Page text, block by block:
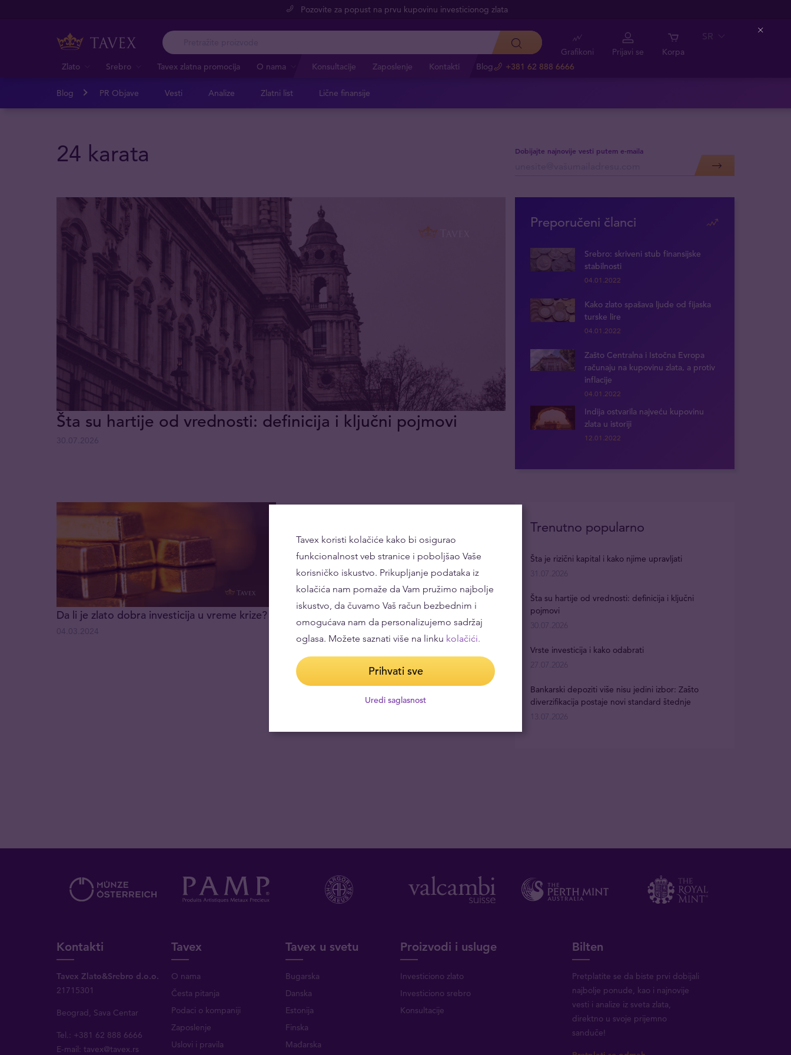
Pozovite za popust na prvu kupovinu investicionog zlata
Zlato Srebro Tavex zlatna promocija O nama Konsultacije Zaposlenje Kontakti Blog +381 62 888 6666
Grafikoni Prijavi se Korpa
SR
Blog PR Objave Vesti Analize Zlatni list Lične finansije
24 karata Dobijajte najnovije vesti putem e-maila
Šta su hartije od vrednosti: definicija i ključni pojmovi
Preporučeni članci
Srebro: skriveni stub finansijske
stabilnosti
04.01.2022
Kako zlato spašava ljude od fijaska
turske lire
04.01.2022
Zašto Centralna i Istočna Evropa
računaju na kupovinu zlata, a protiv
inflacije
04.01.2022
Indija ostvarila najveću kupovinu
zlata u istoriji
12.01.2022
Da li je zlato dobra investicija u vreme krize?
Trenutno popularno
Šta je rizični kapital i kako njime upravljati
31.07.2026
Šta su hartije od vrednosti: definicija i ključni
pojmovi
30.07.2026
Vrste investicija i kako odabrati
27.07.2026
Bankarski depoziti više nisu jedini izbor: Zašto
diverzifikacija postaje novi standard štednje
13.07.2026
Kontakti
Tavex Zlato&Srebro d.o.o.
21715301
Beograd, Sava Centar
Tel.: +381 62 888 6666
E-mail:tavex@tavex.rs
Tavex
O nama
Česta pitanja
Podaci o kompaniji
Zaposlenje
Uslovi i pravila
Tavex u svetu
Bugarska
Danska
Estonija
Finska
Mađarska
Proizvodi i usluge
Investiciono zlato
Investiciono srebro
Konsultacije
Bilten
Pretplatite se da biste prvi dobijali
najbolje ponude, kao i najnovije
vesti i analize iz sveta zlata,
direktno u svoje prijemno
sanduče!
Tavex koristi kolačiće kako bi osigurao
funkcionalnost veb stranice i poboljšao Vaše
korisničko iskustvo. Prikupljanje podataka iz
kolačića nam pomaže da Vam pružimo najbolje
iskustvo, da čuvamo Vaš račun bezbednim i
omogućava nam da personalizujemo sadržaj
oglasa. Možete saznati više na linku kolačići.
Prihvati sve
Uredi saglasnost
Close